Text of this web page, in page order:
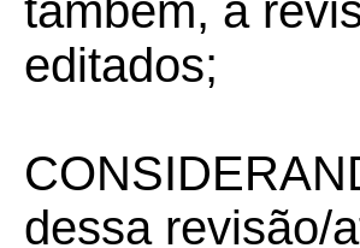
também, a
editados;
dessa revisão/